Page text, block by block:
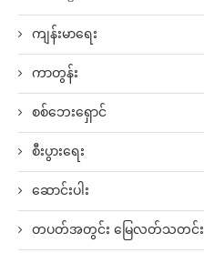
ကျန်းမာရေး
ကာတွန်း
စစ်ဘေးရှောင်
စီးပွားရေး
ဆောင်းပါး
တပတ်အတွင်း မြေလတ်သတင်း